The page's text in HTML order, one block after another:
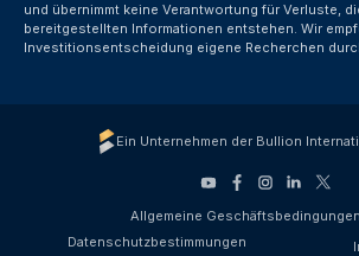
und übernimmt keine Verantwortung für Verluste,
bereitgestellten Informationen entstehen. Wir
Investitionsentscheidung eigene Recherchen
Ein Unternehmen der Bullion
Allgemeine Geschäftsbedingungen
Datenschutzbestimmungen